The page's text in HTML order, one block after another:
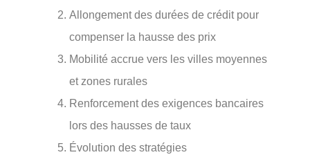
Allongement des durées de crédit pour
compenser la hausse des prix
Mobilité accrue vers les villes moyennes
et zones rurales
Renforcement des exigences bancaires
lors des hausses de taux
Évolution des stratégies